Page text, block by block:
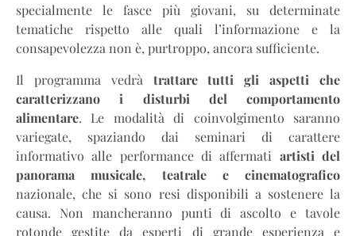
specialmente le fasce più giovani, su determinate
tematiche rispetto alle quali l’informazione e la
consapevolezza non è, purtroppo, ancora sufficiente.
Il programma vedrà trattare tutti gli aspetti che
caratterizzano i disturbi del comportamento
alimentare. Le modalità di coinvolgimento saranno
variegate, spaziando dai seminari di carattere
informativo alle performance di affermati artisti del
panorama musicale, teatrale e cinematografico
nazionale, che si sono resi disponibili a sostenere la
causa. Non mancheranno punti di ascolto e tavole
rotonde gestite da esperti di grande esperienza e